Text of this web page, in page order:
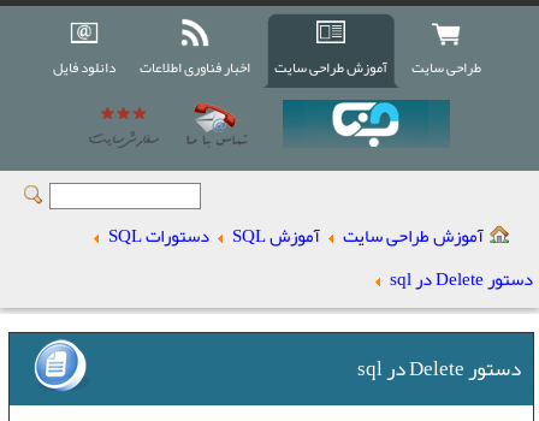
طراحی سایت آموزش طراحی سایت اخبار فناوری اطلاعات دانلود فایل
آموزش طراحی سایت آموزش SQL
دستورات SQL
دستور Delete در sql
دستور Delete در sql